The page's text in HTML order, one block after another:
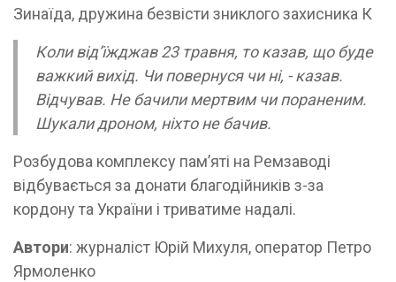
Зинаїда, дружина безвісти зниклого захисника К
Коли від’їжджав 23 травня, то казав, що буде
важкий вихід. Чи повернуся чи ні, - казав.
Відчував. Не бачили мертвим чи пораненим.
Шукали дроном, ніхто не бачив.
Розбудова комплексу пам’яті на Ремзаводі
відбувається за донати благодійників з-за
кордону та України і триватиме надалі.
Автори: журналіст Юрій Михуля, оператор Петро
Ярмоленко